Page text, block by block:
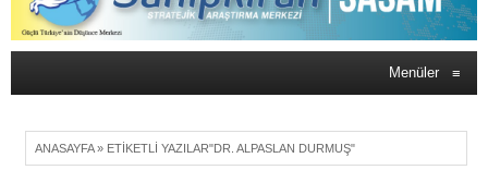
Menüler ≡
ANASAYFA» ETIKETLI YAZILAR"DR. ALPASLAN DURMUŞ"